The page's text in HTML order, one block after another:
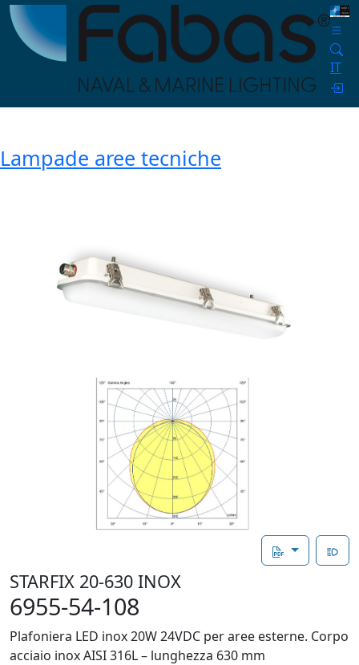
IT
Lampade aree tecniche
STARFIX 20-630 INOX
6955-54-108
Plafoniera LED inox 20W 24VDC per aree esterne. Corpo
acciaio inox AISI 316L – lunghezza 630 mm